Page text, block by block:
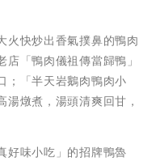
火快炒出香氣撲鼻的鴨肉
「鴨肉儀祖傳當歸鴨」
；「半天岩鵝肉鴨肉小
燉煮，湯頭清爽回甘，
好味小吃」的招牌鴨魯